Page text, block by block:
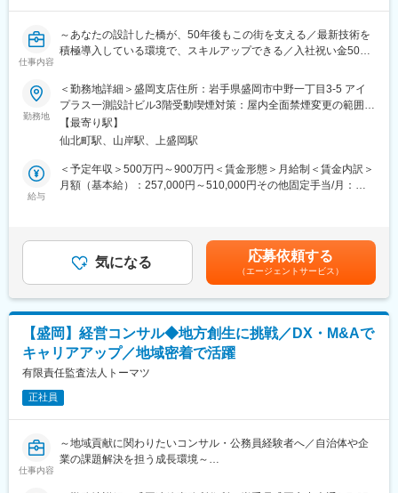
変更の範囲：会社の定める業務
注文住宅アドバイザーをお任せします。住まいづくりを検討する
お客様のニーズを伺い、ご希望に沿った住宅をゼロから企画・提
＜業務詳細＞
展示場にお越しいただいたお客様の反響型営業をお任せします。
・モデルハウスのご案内
・融資やローンに関する相談対応や手続き手配
UPした社員も在籍しています。
・受注棟数に応じて主任・係長・課長・所長と昇格する明確な評
価基準
■業務の魅力
・提案しやすい商品
商品プランをあえて絞っているため、ハイグレードな注文住宅を
販売できる価格力が大きな強みです。
・設計～引き渡しまで一連で担当
他メーカーでは営業・設計・積算等を分業して担当しています
変更の範囲：無
仕事内容
～あなたの設計した橋が、50年後もこの街を支える／最新技術を
積極導入している環境で、スキルアップできる／入社祝い金50万
■ポジションの魅力：
◎入社祝い金50万円あり
◎3Dレーザースキャナー・UAV測量・BIM/CIM、生成AI活用等の
最新技術を推進中
◎年間休日125日・月平均残業15時間。暮らしと仕事の両立を実
現
◎技術士・RCCM保有者が多数在籍と、切磋琢磨できる技術者集
場環境
■業務内容：
◇橋梁（PC・RC・鋼）の予備設計・詳細設計
◇既設橋梁の点検診断・補修補強設計
◇道路構造物（擁壁・カルバート・函渠等）の設計
◇発注者（国交省・県・市町村）との技術協議
◇成果品の品質管理・照査
■ポジションの魅力：
勤務地
＜勤務地詳細＞盛岡支店住所：岩手県盛岡市中野一丁目3-5 アイ
プラス一測設計ビル3階受動喫煙対策：屋内全面禁煙変更の範囲：
会社の定める事業所
【最寄り駅】
仙北町駅、山岸駅、上盛岡駅
給与
＜予定年収＞500万円～900万円＜賃金形態＞月給制＜賃金内訳＞
月額（基本給）：257,000円～510,000円その他固定手当/月：
その他固定手当：・住宅手当8,000円～20,000円・資格手当5,000
円～20,000円賃金はあくまでも目安の金額であり、選考を通じて
上下する可能性があります。月給(月額)は固定手当を含めた表記で
す。
気になる 応募依頼する
（エージェントサービス）
【盛岡】経営コンサル◆地方創生に挑戦／DX・M&Aで
キャリアアップ／地域密着で活躍
有限責任監査法人トーマツ
正社員
仕事内容
～地域貢献に関わりたいコンサル・公務員経験者へ／自治体や企
業の課題解決を担う成長環境～